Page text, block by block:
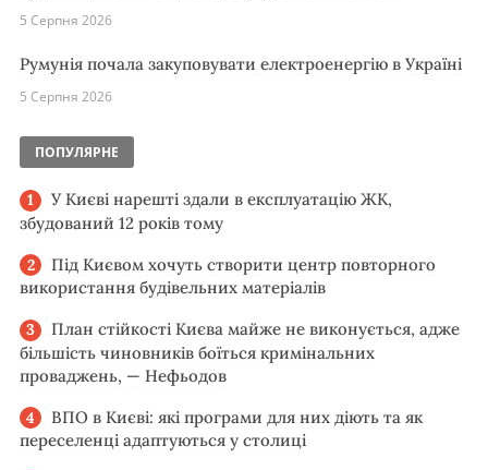
5 Серпня 2026
Румунія почала закуповувати електроенергію в Україні
5 Серпня 2026
ПОПУЛЯРНЕ
У Києві нарешті здали в експлуатацію ЖК,
збудований 12 років тому
Під Києвом хочуть створити центр повторного
використання будівельних матеріалів
План стійкості Києва майже не виконується, адже
більшість чиновників боїться кримінальних
проваджень, — Нефьодов
ВПО в Києві: які програми для них діють та як
переселенці адаптуються у столиці